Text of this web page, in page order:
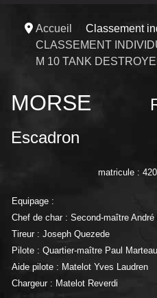
Accueil Classement
CLASSEMENT
M 10 TANK
MORSE
Escadron
matricule :
Equipage :
Chef de char : Second-maître
Tireur : Joseph Quezede
Pilote : Quartier-maître Paul Marteau
Aide pilote : Matelot Yves Laudren
Chargeur : Matelot Reverdi